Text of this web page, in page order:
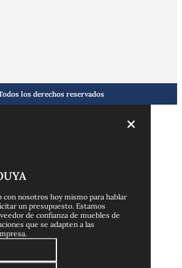
los derechos reservados
con nosotros hoy mismo para hablar
un presupuesto. Estamos
de confianza de muebles de
que se adapten a las